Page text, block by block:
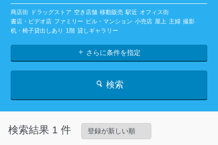
商店街 ドラッグストア 空き店舗 移動販売 駅近 オフィス街
書店・ビデオ店 ファミリー ビル・マンション 小売店 屋上 主婦 撮影
机・椅子貸出しあり
1階 貸しギャラリー
さらに条件を指定
検索
検索結果 1 件